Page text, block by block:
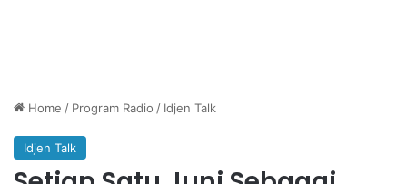
Home / Program Radio / Idjen Talk
Idjen Talk